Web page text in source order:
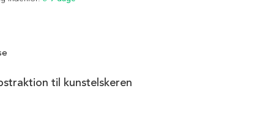
til kunstelskeren